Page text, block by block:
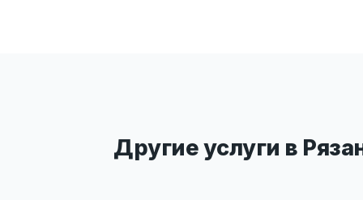
Другие услуги в